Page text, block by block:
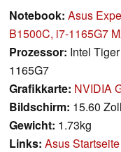
Notebook: Asus
B1500C, i7-1165G7
Prozessor: Intel
1165G7
Grafikkarte: NVIDIA
Bildschirm: 15.60
Gewicht: 1.73kg
Links: Asus Startseite